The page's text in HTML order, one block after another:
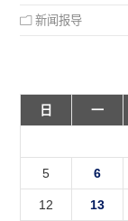
新闻报导
日
一
5 6
12 13